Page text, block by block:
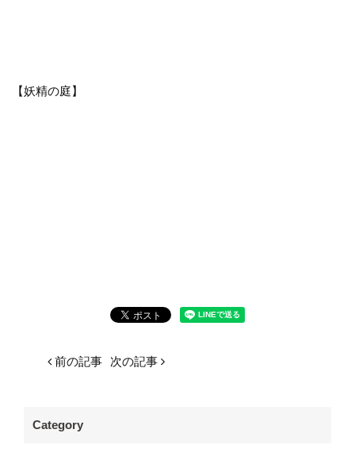
【妖精の庭】
前の記事 次の記事
Category